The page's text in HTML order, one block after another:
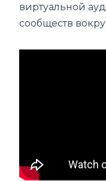
виртуальной
сообществ